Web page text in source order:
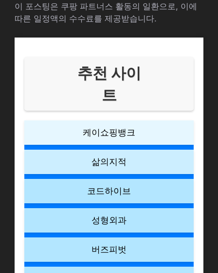
이 포스팅은 쿠팡 파트너스 활동의 일환으로, 이에
따른 일정액의 수수료를 제공받습니다.
추천 사이
트
케이쇼핑뱅크
삶의지적
코드하이브
성형외과
버즈피벗